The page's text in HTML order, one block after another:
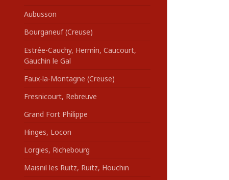
Aubusson
Bourganeuf (Creuse)
Estrée-Cauchy, Hermin, Caucourt,
Gauchin le Gal
Faux-la-Montagne (Creuse)
Fresnicourt, Rebreuve
Grand Fort Philippe
Hinges, Locon
Lorgies, Richebourg
Maisnil les Ruitz, Ruitz, Houchin